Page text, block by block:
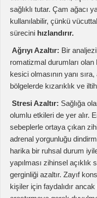
Stresi Azaltır:Sağlığa olan
olumlu etkileri de yer alır.
sebeplerle ortaya çıkan
harika bir ruhsal durum
yapılması zihinsel açıklık
gerginliği azaltır. Zayıf
kişiler için faydalıdır ancak
Göz Bakımı ve Sağlığı:
üzerinde de etkili olur.
dizi diğer görüş problemleri
hücre bozulmasıyla ortaya
iyileştirir, doğal ve yaşlanma
Enfeksiyonları Azaltır: İdrar
üzere enfeksiyonlar için
etkilerinin sebebi